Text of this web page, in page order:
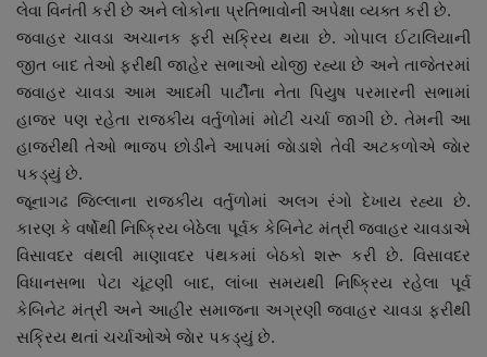
લેવા વિનંતી કરી છે અને લોકોના પ્રતિભાવોની અપેક્ષા વ્યક્ત કરી છે.
જવાહર ચાવડા અચાનક ફરી સક્રિય થયા છે. ગોપાલ ઈટાલિયાની
જીત બાદ તેઓ ફરીથી જાહેર સભાઓ યોજી રહ્યા છે અને તાજેતરમાં
જવાહર ચાવડા આમ આદમી પાર્ટીના નેતા પિયુષ પરમારની સભામાં
હાજર પણ રહેતા રાજકીય વર્તુળોમાં મોટી ચર્ચા જાગી છે. તેમની આ
હાજરીથી તેઓ ભાજપ છોડીને આપમાં જાેડાશે તેવી અટકળોએ જાેર
પકડ્યું છે.
જૂનાગઢ જિલ્લાના રાજકીય વર્તુળોમાં અલગ રંગો દેખાય રહ્યા છે.
કારણ કે વર્ષોથી નિષ્ક્રિય બેઠેલા પૂર્વક કેબિનેટ મંત્રી જવાહર ચાવડાએ
વિસાવદર વંથલી માણાવદર પંથકમાં બેઠકો શરૂ કરી છે. વિસાવદર
વિધાનસભા પેટા ચૂંટણી બાદ, લાંબા સમયથી નિષ્ક્રિય રહેલા પૂર્વ
કેબિનેટ મંત્રી અને આહીર સમાજના અગ્રણી જવાહર ચાવડા ફરીથી
સક્રિય થતાં ચર્ચાઓએ જાેર પકડ્યું છે.